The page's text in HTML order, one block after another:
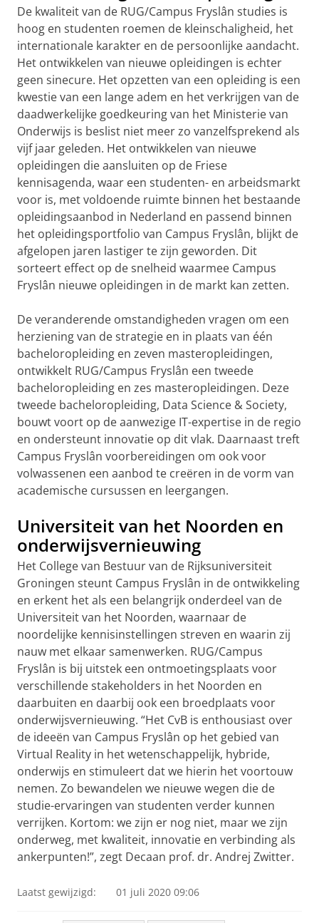
De kwaliteit van de RUG/Campus Fryslân studies is
hoog en studenten roemen de kleinschaligheid, het
internationale karakter en de persoonlijke aandacht.
Het ontwikkelen van nieuwe opleidingen is echter
geen sinecure. Het opzetten van een opleiding is een
kwestie van een lange adem en het verkrijgen van de
daadwerkelijke goedkeuring van het Ministerie van
Onderwijs is beslist niet meer zo vanzelfsprekend als
vijf jaar geleden. Het ontwikkelen van nieuwe
opleidingen die aansluiten op de Friese
kennisagenda, waar een studenten- en arbeidsmarkt
voor is, met voldoende ruimte binnen het bestaande
opleidingsaanbod in Nederland en passend binnen
het opleidingsportfolio van Campus Fryslân, blijkt de
afgelopen jaren lastiger te zijn geworden. Dit
sorteert effect op de snelheid waarmee Campus
Fryslân nieuwe opleidingen in de markt kan zetten.
De veranderende omstandigheden vragen om een
herziening van de strategie en in plaats van één
bacheloropleiding en zeven masteropleidingen,
ontwikkelt RUG/Campus Fryslân een tweede
bacheloropleiding en zes masteropleidingen. Deze
tweede bacheloropleiding, Data Science & Society,
bouwt voort op de aanwezige IT-expertise in de regio
en ondersteunt innovatie op dit vlak. Daarnaast treft
Campus Fryslân voorbereidingen om ook voor
volwassenen een aanbod te creëren in de vorm van
academische cursussen en leergangen.
Universiteit van het Noorden en
onderwijsvernieuwing
Het College van Bestuur van de Rijksuniversiteit
Groningen steunt Campus Fryslân in de ontwikkeling
en erkent het als een belangrijk onderdeel van de
Universiteit van het Noorden, waarnaar de
noordelijke kennisinstellingen streven en waarin zij
nauw met elkaar samenwerken. RUG/Campus
Fryslân is bij uitstek een ontmoetingsplaats voor
verschillende stakeholders in het Noorden en
daarbuiten en daarbij ook een broedplaats voor
onderwijsvernieuwing. “Het CvB is enthousiast over
de ideeën van Campus Fryslân op het gebied van
Virtual Reality in het wetenschappelijk, hybride,
onderwijs en stimuleert dat we hierin het voortouw
nemen. Zo bewandelen we nieuwe wegen die de
studie-ervaringen van studenten verder kunnen
verrijken. Kortom: we zijn er nog niet, maar we zijn
onderweg, met kwaliteit, innovatie en verbinding als
ankerpunten!”, zegt Decaan prof. dr. Andrej Zwitter.
Laatst gewijzigd: 01 juli 2020 09:06